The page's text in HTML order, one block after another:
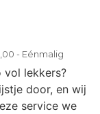
- Eénmalig
vol lekkers?
door, en wij
service we